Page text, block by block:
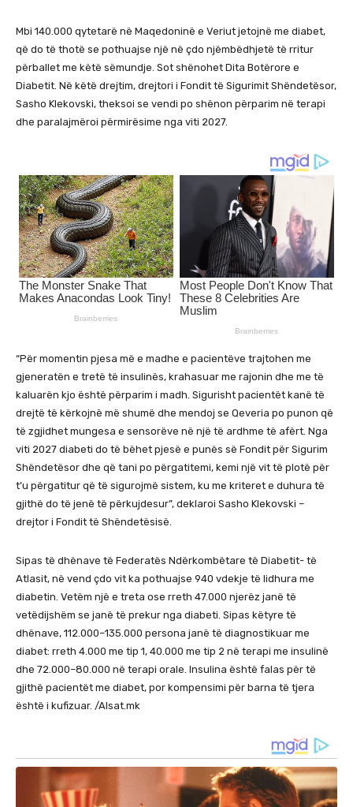
Mbi 140.000 qytetarë në Maqedoninë e Veriut jetojnë me diabet,
që do të thotë se pothuajse një në çdo njëmbëdhjetë të rritur
përballet me këtë sëmundje. Sot shënohet Dita Botërore e
Diabetit. Në këtë drejtim, drejtori i Fondit të Sigurimit Shëndetësor,
Sasho Klekovski, theksoi se vendi po shënon përparim në terapi
dhe paralajmëroi përmirësime nga viti 2027.
“Për momentin pjesa më e madhe e pacientëve trajtohen me
gjeneratën e tretë të insulinës, krahasuar me rajonin dhe me të
kaluarën kjo është përparim i madh. Sigurisht pacientët kanë të
drejtë të kërkojnë më shumë dhe mendoj se Qeveria po punon që
të zgjidhet mungesa e sensorëve në një të ardhme të afërt. Nga
viti 2027 diabeti do të bëhet pjesë e punës së Fondit për Sigurim
Shëndetësor dhe që tani po përgatitemi, kemi një vit të plotë për
t’u përgatitur që të sigurojmë sistem, ku me kriteret e duhura të
gjithë do të jenë të përkujdesur”, deklaroi Sasho Klekovski –
drejtor i Fondit të Shëndetësisë.
Sipas të dhënave të Federatës Ndërkombëtare të Diabetit- të
Atlasit, në vend çdo vit ka pothuajse 940 vdekje të lidhura me
diabetin. Vetëm një e treta ose rreth 47.000 njerëz janë të
vetëdijshëm se janë të prekur nga diabeti. Sipas këtyre të
dhënave, 112.000–135.000 persona janë të diagnostikuar me
diabet: rreth 4.000 me tip 1, 40.000 me tip 2 në terapi me insulinë
dhe 72.000–80.000 në terapi orale. Insulina është falas për të
gjithë pacientët me diabet, por kompensimi për barna të tjera
është i kufizuar. /Alsat.mk